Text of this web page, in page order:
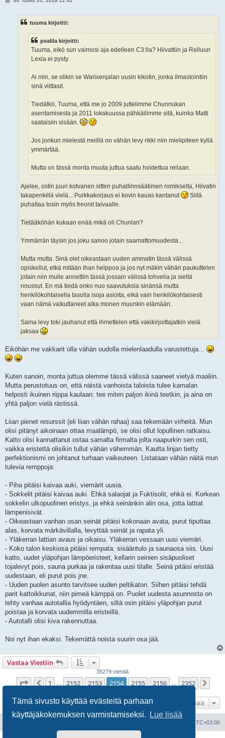
Tämä sivusto käyttää evästeitä parhaan
käyttäjäkokemuksen varmistamiseksi.
Lue lisää
tuuma kirjoitti:
pvalila kirjoitti:
Tuuma, eikö sun vaimosi aja edelleen C3:lla? Hiivattiin ja Relluun
Lexia ei pysty.
Ai niin, se olikin se Warixenjalan uusin kikotin, jonka ilmastointiin
sinä viittasit.
Tiedätkö, Tuuma, että me jo 2009 juttelimme Chunnukan
asentamisesta ja 2011 lokakuussa pähkäilimme sitä, kuinka Matti
saataisiin sisään.
Jos jonkun mielestä meillä on vähän levy rikki niin mielipiteen kyllä
ymmärtää.
Mutta on tässä monta muuta juttua saatu hoidettua reilaan.
Ajelee, ostin juuri kotvanen sitten puhallinnsäätimen romikselta, Hiivatin
takapenkillä vielä... Purkkakorjaus ei kovin kauas kantanut
Siitä
puhaltaa tosin myös freonit taivaalle.
Tietääköhän kukaan enää mikä oli Chunlan?
Ymmärrän täysin jos joku sanoo jotain saamattomuudesta...
Mutta mutta. Sinä olet oikeastaan uuden ammatin tässä välissä
opiskellut, etkä mitään ihan helppoa ja jos nyt mäkin vähän paukuttelen
jotain niin mulle annettiin tässä jossain välissä tohvelia ja sieltä
noussut. En mä tiedä onko nuo saavutuksia sinänsä mutta
henkilökohtaisella tasolla isoja asioita, eikä vain henkilökohtaisesti
vaan nämä vaikuttaneet aika monen muunkin elämään.
Sama levy toki jauhanut että ihmettelen että vakikirjoittajatkin vielä
jaksaa
Eiköhän me vakkarit olla vähän oudolla mielenlaadulla varustettuja...
Kuten sanoin, monta juttua olemme tässä välissä saaneet vietyä maaliin.
Mutta perustotuus on, että näistä vanhoista taloista tulee kamalan
helposti ikuinen riippa kaulaan: tee miten paljon ikinä teetkin, ja aina on
yhtä paljon vielä rästissä.
Liian pienet resurssit (eli liian vähän rahaa) saa tekemään virheitä. Mun
olisi pitänyt aikoinaan ottaa maalämpö, se olisi ollut lopullinen ratkaisu.
Katto olisi kannattanut ostaa samalta firmalta jolta naapurkin sen osti,
vaikka eristettä olisikin tullut vähän vähemmän. Kautta linjan tietty
perfektionismi on johtanut turhaan vaikeuteen. Listataan vähän näitä mun
tulevia remppoja:
- Piha pitäisi kaivaa auki, viemärit uusia.
- Sokkelit pitäisi kaivaa auki. Ehkä salaojat ja Fuktisolit, ehkä ei. Korkean
sokkelin ulkopuolinen eristys, ja ehkä seinänkin alin osa, jotta lattiat
lämpenisivät.
- Oikeastaan vanhan osan seinät pitäisi kokonaan avata, purut tiputtaa
alas, korvata märkävillalla, levyttää seinät ja rapata yli.
- Yläkerran lattian avaus ja oikaisu. Yläkerran vessaan uusi viemäri.
- Koko talon keskiosa pitäisi rempata: sisääntulo ja saunaosa siis. Uusi
katto, uudet yläpohjan lämpöeristeet, kellarin seinien sisäpuoliset
tojalevyt pois, sauna purkaa ja rakentaa uusi tilalle. Seinä pitäisi eristää
uudestaan, eli purut pois jne.
- Uuden puolen asunto tarvitsee uuden peltikaton. Siihen pitäisi tehdä
parit kattoikkunat, niin pimeä kämppä on. Puolet uudesta asunnosta on
tehty vanhaa autotallia hyödyntäen, siltä osin pitäisi yläpohjan purut
poistaa ja korvata uudemmilla eristeillä.
- Autotalli olisi kiva rakennuttaa.
Noi nyt ihan ekaksi. Tekemättä noista suurin osa jää.
Vastaa Viestiin
35279 viestiä
Sivu 2154/2352
Edellinen
1 2152 2153 2154 2155 2156 2352
Hyppää
UTC+03:00